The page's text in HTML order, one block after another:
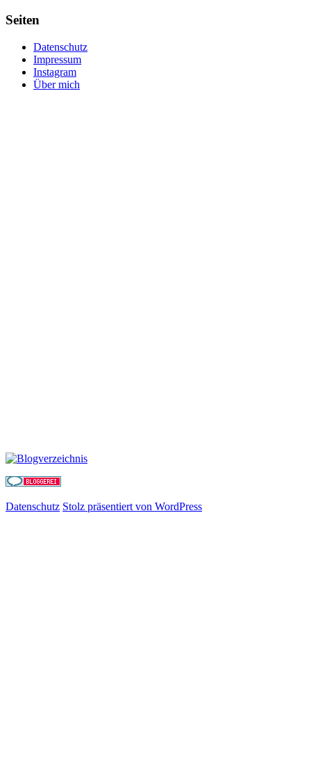
Seiten
Datenschutz
Impressum
Instagram
Über mich
Datenschutz Stolz präsentiert von WordPress